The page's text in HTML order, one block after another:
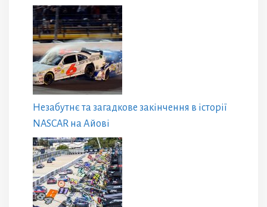
Незабутнє та загадкове закінчення в історії
NASCAR на Айові